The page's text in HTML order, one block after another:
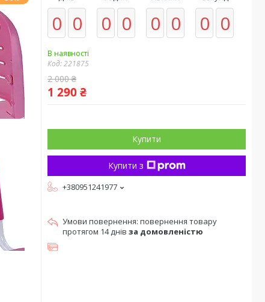
0 0 0 0 0 0 0 0
В наявності
Код:221875
2 000 ₴
1 290 ₴
Купити
Купити з
+380951241977
повернення товару
протягом 14 днів за домовленістю